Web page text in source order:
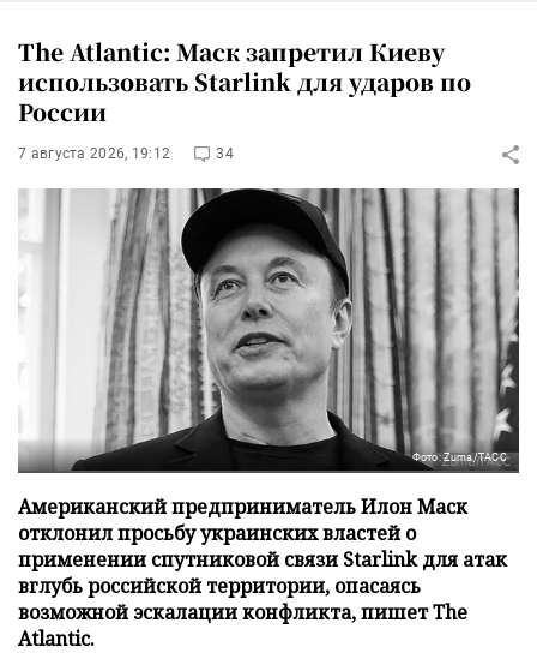
The Atlantic: Маск запретил Киеву
использовать Starlink для ударов по
России
7 августа 2026, 19:12 34
Фото: Zuma/ТАСС
Американский предприниматель Илон Маск
отклонил просьбу украинских властей о
применении спутниковой связи Starlink для атак
вглубь российской территории, опасаясь
возможной эскалации конфликта, пишет The
Atlantic.